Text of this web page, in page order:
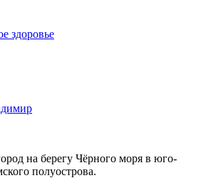
на берегу Чёрного моря в юго-
полуострова.